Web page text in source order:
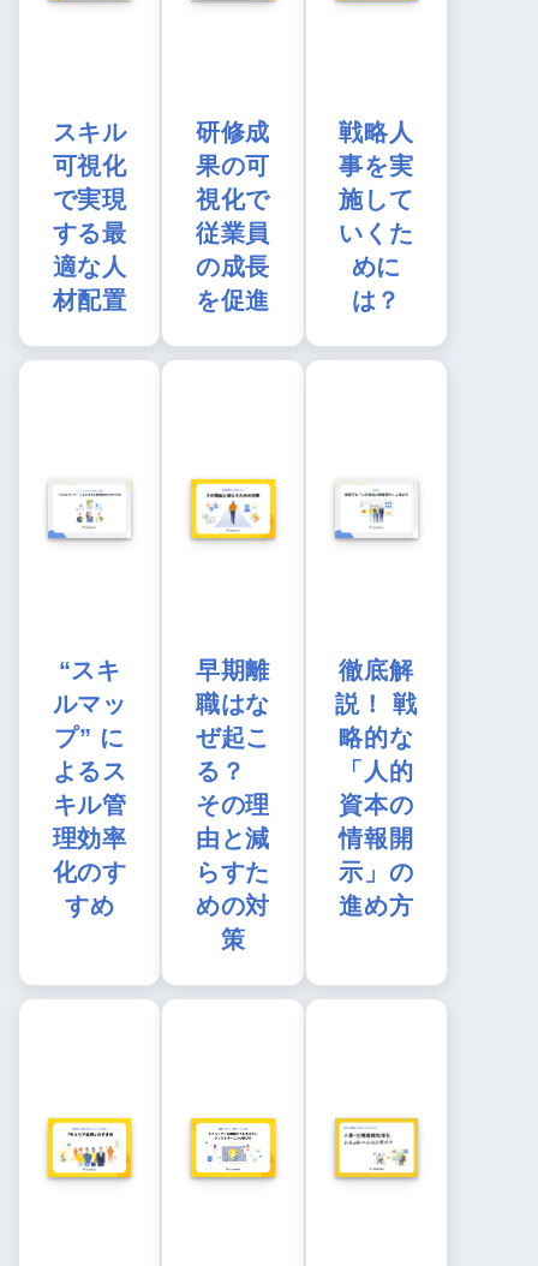
スキル
可視化
で実現
する最
適な人
材配置
研修成
果の可
視化で
従業員
の成長
を促進
戦略人
事を実
施して
いくた
めに
は？
“スキ
ルマッ
プ” に
よるス
キル管
理効率
化のす
すめ
早期離
職はな
ぜ起こ
る？
その理
由と減
らすた
めの対
策
徹底解
説！ 戦
略的な
「人的
資本の
情報開
示」の
進め方